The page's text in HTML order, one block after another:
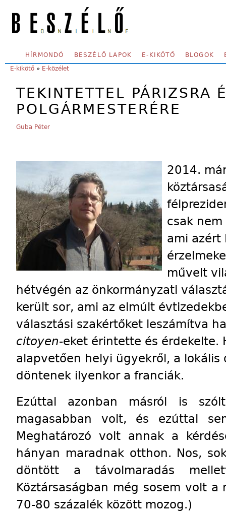
SECONDARY MENU
HÍRMONDÓ BESZÉLŐ LAPOK E-KIKÖTŐ BLOGOK
YOU ARE HERE:
E-kikötő » E-közélet
TEKINTETTEL PÁRIZSRA
POLGÁRMESTERÉRE
Guba Péter
2014.
csak
ami azért
művelt
hétvégén az önkormányzati
került sor, ami az elmúlt
választási szakértőket leszámítva
citoyen-eket érintette és érdekelte.
alapvetően helyi ügyekről, a lokális
döntenek ilyenkor a franciák.
Ezúttal azonban másról is
magasabban volt, és ezúttal
Meghatározó volt annak a
hányan maradnak otthon. Nos,
döntött a távolmaradás
Köztársaságban még sosem volt
70-80 százalék között mozog.)